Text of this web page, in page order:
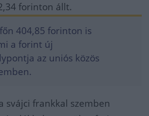
forinton állt.
404,85 forinton is
a forint új
az uniós közös
svájci frankkal szemben